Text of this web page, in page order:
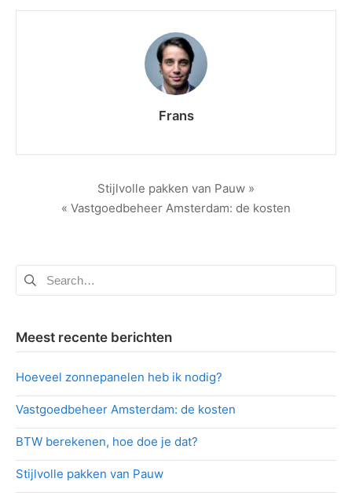
Frans
Berichtnavigatie
Stijlvolle pakken van Pauw »
« Vastgoedbeheer Amsterdam: de kosten
Zoeken
naar:
Meest recente berichten
Hoeveel zonnepanelen heb ik nodig?
Vastgoedbeheer Amsterdam: de kosten
BTW berekenen, hoe doe je dat?
Stijlvolle pakken van Pauw